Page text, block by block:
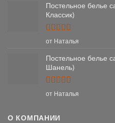
Постельное белье
Классик)
Оценка5
от Наталья
Постельное белье
Шанель)
Оценка5
от Наталья
О КОМПАНИИ